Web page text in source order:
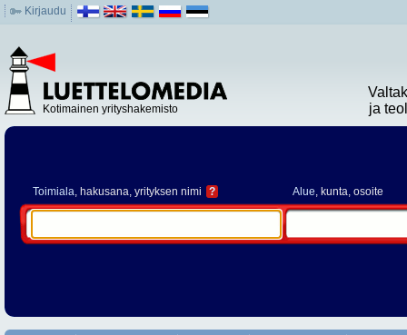
Kirjaudu
Kotimainen yrityshakemisto
ja
Toimiala, hakusana, yrityksen nimi ? Alue, kunta, osoite